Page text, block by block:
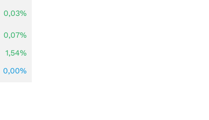
0,03%
0,07%
1,54%
0,00%